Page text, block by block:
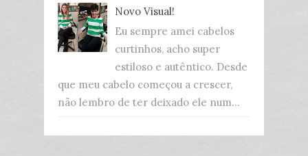
Novo Visual!
Eu sempre amei cabelos
curtinhos, acho super
estiloso e autêntico. Desde
que meu cabelo começou a crescer,
não lembro de ter deixado ele num...